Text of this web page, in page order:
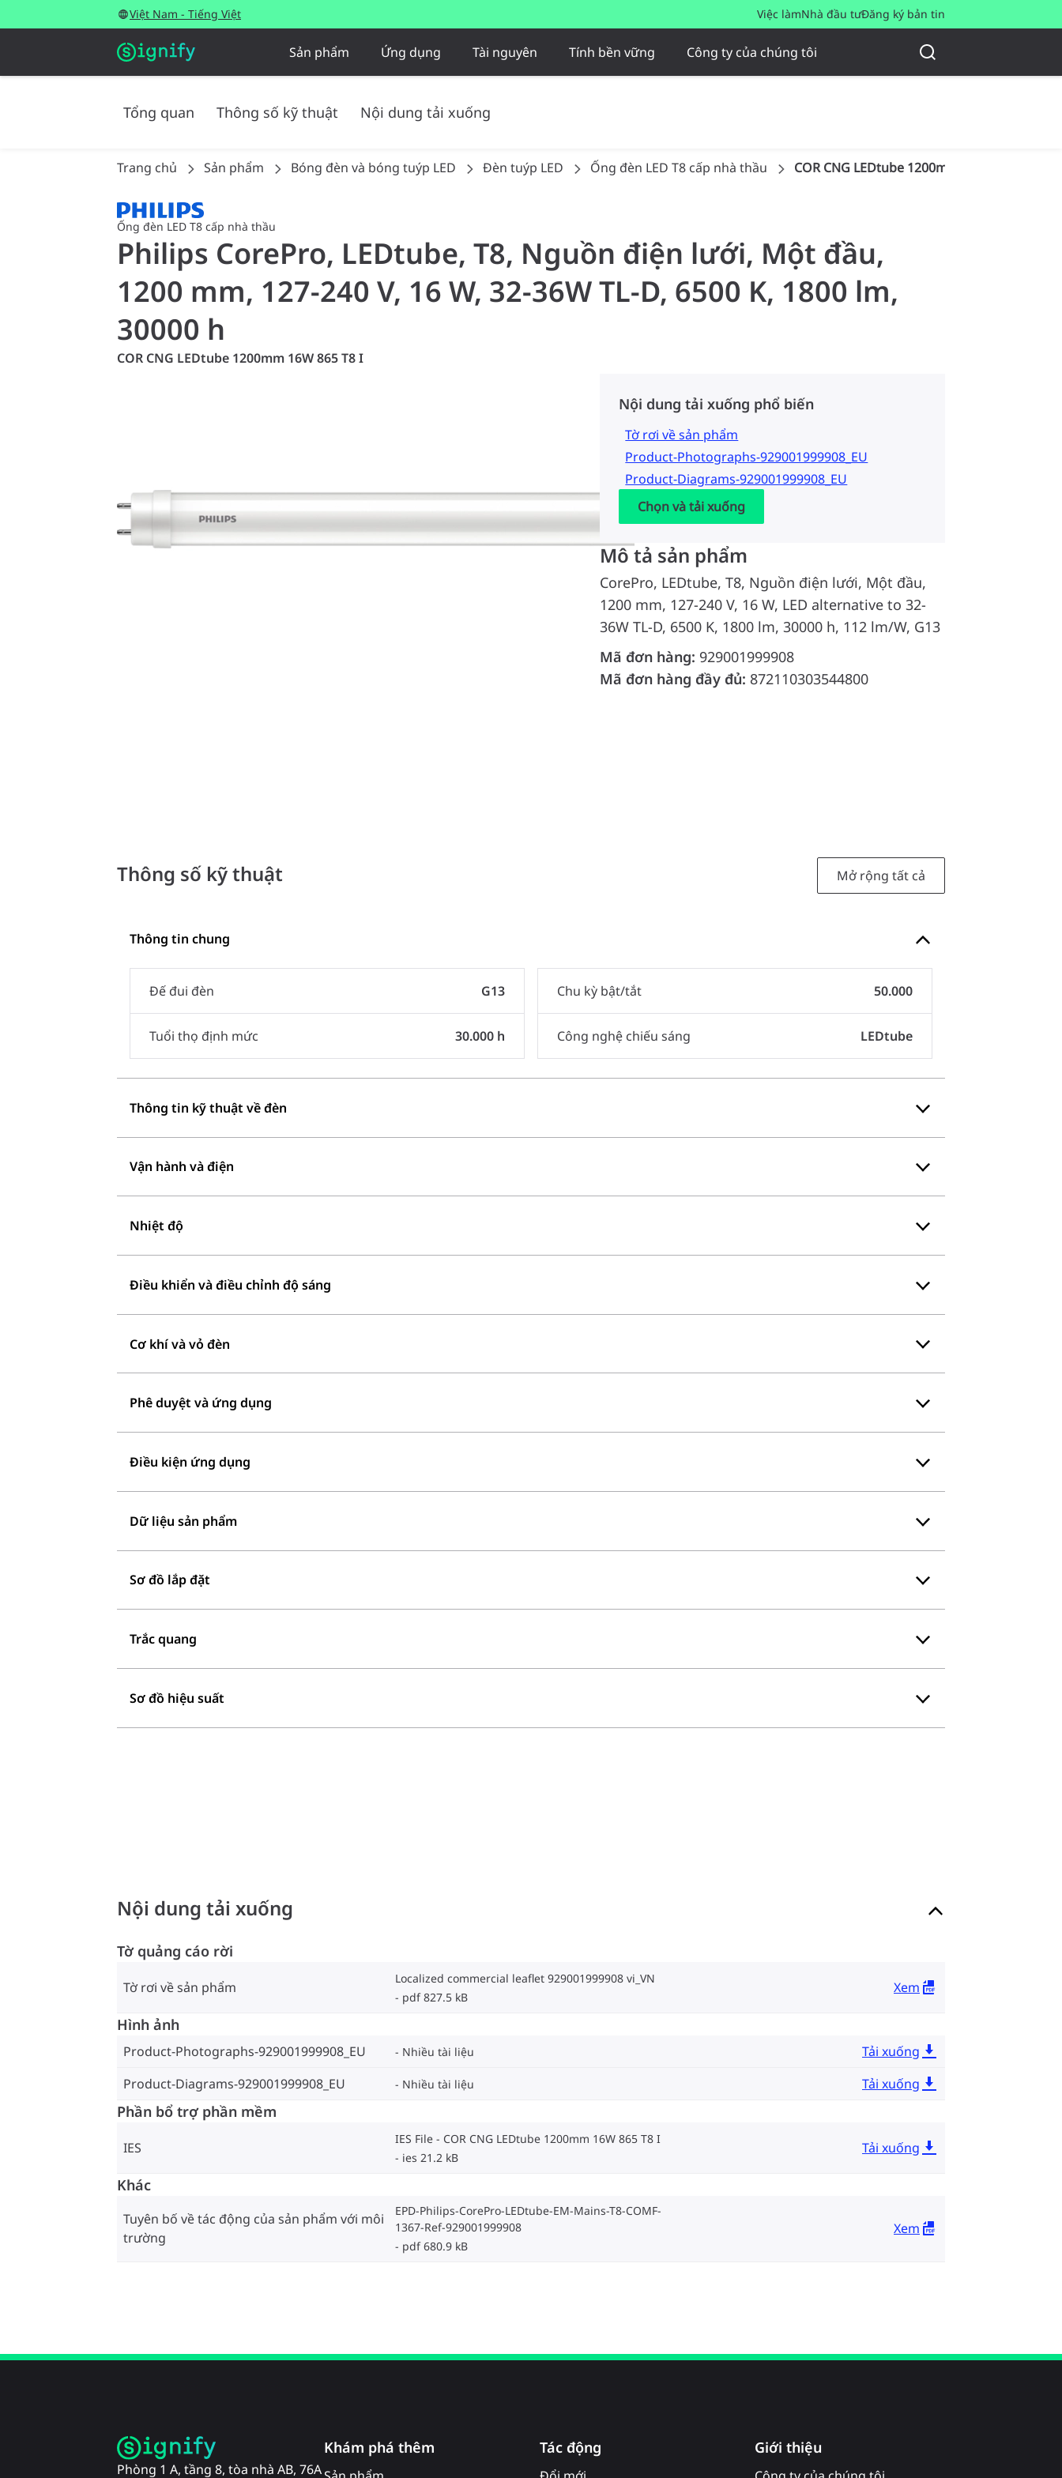
Việt Nam - Tiếng Việt Việc làmNhà đầu tưĐăng ký bản tin
Sản phẩm Ứng dụng Tài nguyên Tính bền vững Công ty của chúng tôi
Tổng quan Thông số kỹ thuật Nội dung tải xuống
Trang chủ Sản phẩm Bóng đèn và bóng tuýp LED Đèn tuýp LED Ống đèn LED T8 cấp nhà thầu COR CNG LEDtube 1200mm 16W 865 T8 I
Ống đèn LED T8 cấp nhà thầu
Philips CorePro, LEDtube, T8, Nguồn điện lưới, Một đầu,
1200 mm, 127-240 V, 16 W, 32-36W TL-D, 6500 K, 1800 lm,
30000 h
COR CNG LEDtube 1200mm 16W 865 T8 I
Nội dung tải xuống phổ biến
Tờ rơi về sản phẩm
Product-Photographs-929001999908_EU
Product-Diagrams-929001999908_EU
Chọn và tải xuống
Mô tả sản phẩm
CorePro, LEDtube, T8, Nguồn điện lưới, Một đầu,
1200 mm, 127-240 V, 16 W, LED alternative to 32-
36W TL-D, 6500 K, 1800 lm, 30000 h, 112 lm/W, G13
Mã đơn hàng: 929001999908
Mã đơn hàng đầy đủ: 872110303544800
Thông số kỹ thuật Mở rộng tất cả
Thông tin chung
Đế đui đèn G13
Tuổi thọ định mức 30.000 h
Chu kỳ bật/tắt 50.000
Công nghệ chiếu sáng LEDtube
Thông tin kỹ thuật về đèn
Vận hành và điện
Nhiệt độ
Điều khiển và điều chỉnh độ sáng
Cơ khí và vỏ đèn
Phê duyệt và ứng dụng
Điều kiện ứng dụng
Dữ liệu sản phẩm
Sơ đồ lắp đặt
Trắc quang
Sơ đồ hiệu suất
Nội dung tải xuống
Tờ quảng cáo rời
Tờ rơi về sản phẩm
Localized commercial leaflet 929001999908 vi_VN
pdf 827.5 kB
Xem
Hình ảnh
Product-Photographs-929001999908_EU Nhiều tài liệu
Tải xuống
Product-Diagrams-929001999908_EU
Nhiều tài liệu Tải xuống
Phần bổ trợ phần mềm
IES
IES File - COR CNG LEDtube 1200mm 16W 865 T8 I
ies 21.2 kB
Tải xuống
Khác
Tuyên bố về tác động của sản phẩm với môi
trường
EPD-Philips-CorePro-LEDtube-EM-Mains-T8-COMF-
1367-Ref-929001999908
pdf 680.9 kB
Xem
Phòng 1 A, tầng 8, tòa nhà AB, 76A
Khám phá thêm Tác động Giới thiệu